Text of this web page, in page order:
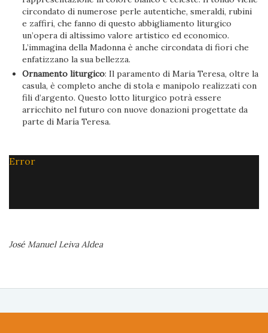
circondato di numerose perle autentiche, smeraldi, rubini
e zaffiri, che fanno di questo abbigliamento liturgico
un’opera di altissimo valore artistico ed economico.
L’immagina della Madonna è anche circondata di fiori che
enfatizzano la sua bellezza.
Ornamento liturgico: Il paramento di Maria Teresa, oltre la
casula, è completo anche di stola e manipolo realizzati con
fili d’argento. Questo lotto liturgico potrà essere
arricchito nel futuro con nuove donazioni progettate da
parte di María Teresa.
Error
José Manuel Leiva Aldea